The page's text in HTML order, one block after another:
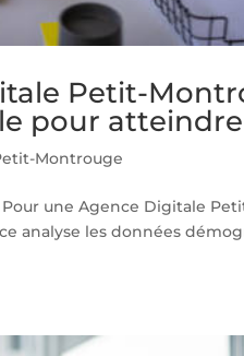
Petit-
pour
Montrouge
une Agence Digitale
analyse les données